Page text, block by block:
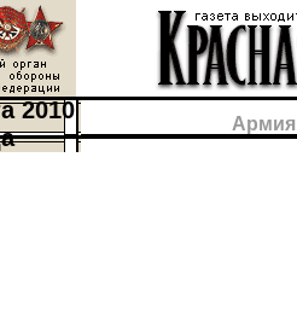
2010